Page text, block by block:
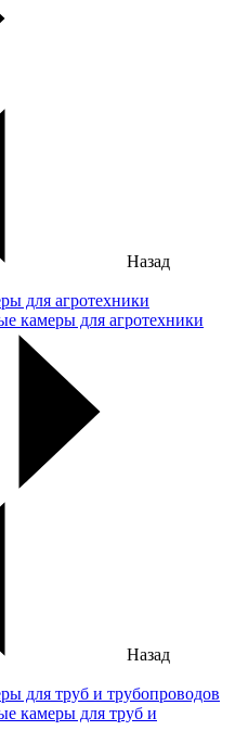
Назад
для агротехники
камеры для агротехники
Назад
для труб и трубопроводов
камеры для труб и